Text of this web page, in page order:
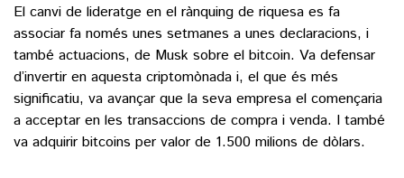
CALAIX
VEURE TOTES
AGENDA
BLOGOSFERA
El canvi de lideratge en el rànquing de riquesa es fa
associar fa només unes setmanes a unes declaracions, i
també actuacions, de Musk sobre el bitcoin. Va defensar
d’invertir en aquesta criptomònada i, el que és més
significatiu, va avançar que la seva empresa el començaria
a acceptar en les transaccions de compra i venda. I també
va adquirir bitcoins per valor de 1.500 milions de dòlars.